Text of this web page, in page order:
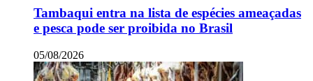
Tambaqui entra na lista de espécies ameaçadas
e pesca pode ser proibida no Brasil
05/08/2026